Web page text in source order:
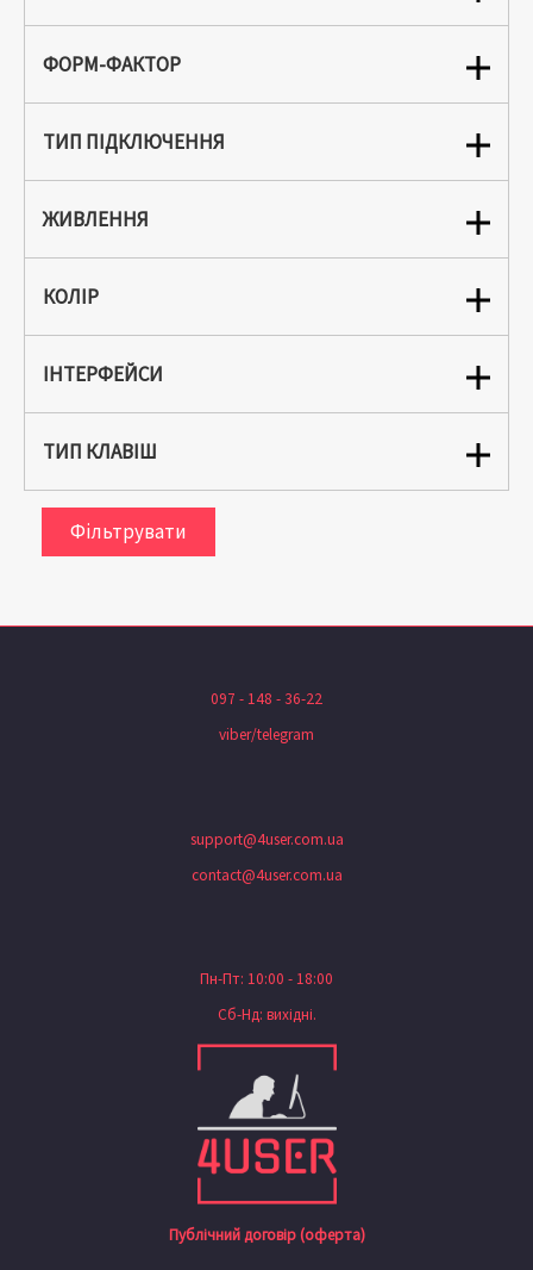
ФОРМ-ФАКТОР
ТИП ПІДКЛЮЧЕННЯ
ЖИВЛЕННЯ
КОЛІР
ІНТЕРФЕЙСИ
ТИП КЛАВІШ
Фільтрувати
097 - 148 - 36-22
viber/telegram
support@4user.com.ua
contact@4user.com.ua
Пн-Пт: 10:00 - 18:00
Сб-Нд: вихідні.
Публічний договір (оферта)